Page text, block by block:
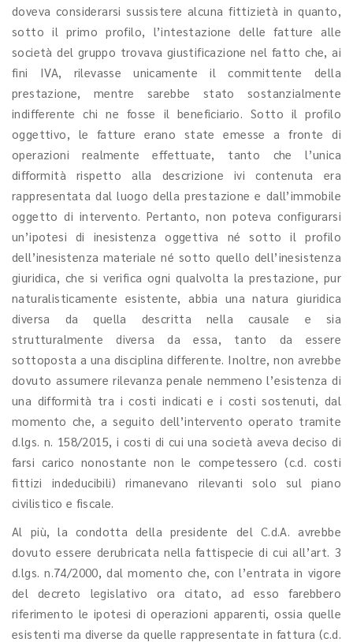
doveva considerarsi sussistere alcuna fittizietà in quanto,
sotto il primo profilo, l’intestazione delle fatture alle
società del gruppo trovava giustificazione nel fatto che, ai
fini IVA, rilevasse unicamente il committente della
prestazione, mentre sarebbe stato sostanzialmente
indifferente chi ne fosse il beneficiario. Sotto il profilo
oggettivo, le fatture erano state emesse a fronte di
operazioni realmente effettuate, tanto che l’unica
difformità rispetto alla descrizione ivi contenuta era
rappresentata dal luogo della prestazione e dall’immobile
oggetto di intervento. Pertanto, non poteva configurarsi
un’ipotesi di inesistenza oggettiva né sotto il profilo
dell’inesistenza materiale né sotto quello dell’inesistenza
giuridica, che si verifica ogni qualvolta la prestazione, pur
naturalisticamente esistente, abbia una natura giuridica
diversa da quella descritta nella causale e sia
strutturalmente diversa da essa, tanto da essere
sottoposta a una disciplina differente. Inoltre, non avrebbe
dovuto assumere rilevanza penale nemmeno l’esistenza di
una difformità tra i costi indicati e i costi sostenuti, dal
momento che, a seguito dell’intervento operato tramite
d.lgs. n. 158/2015, i costi di cui una società aveva deciso di
farsi carico nonostante non le competessero (c.d. costi
fittizi indeducibili) rimanevano rilevanti solo sul piano
civilistico e fiscale.
Al più, la condotta della presidente del C.d.A. avrebbe
dovuto essere derubricata nella fattispecie di cui all’art. 3
d.lgs. n.74/2000, dal momento che, con l’entrata in vigore
del decreto legislativo ora citato, ad esso farebbero
riferimento le ipotesi di operazioni apparenti, ossia quelle
esistenti ma diverse da quelle rappresentate in fattura (c.d.